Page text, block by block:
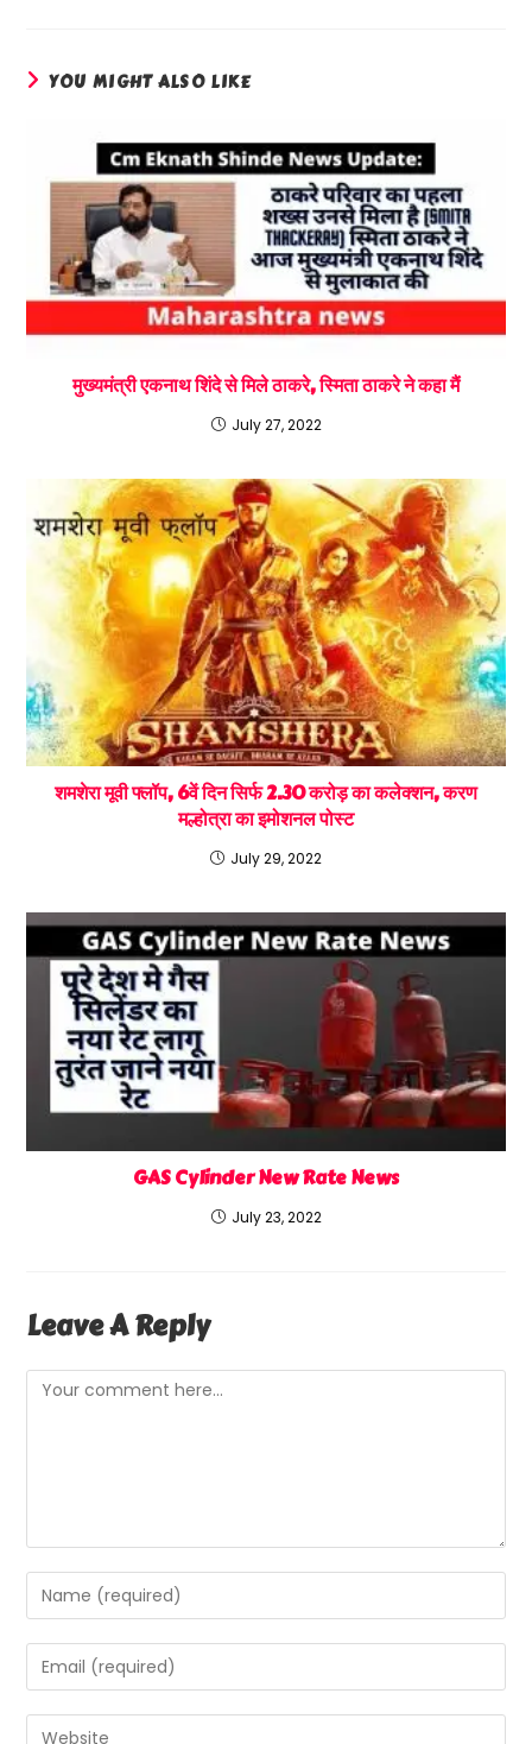
YOU MIGHT ALSO LIKE
मुख्यमंत्री एकनाथ शिंदे से मिले ठाकरे, स्मिता ठाकरे ने कहा मैं
July 27, 2022
शमशेरा मूवी फ्लॉप, 6वें दिन सिर्फ 2.30 करोड़ का कलेक्शन, करण
मल्होत्रा ​​का इमोशनल पोस्ट
July 29, 2022
GAS Cylinder New Rate News
July 23, 2022
Leave A Reply
Comment
Enter
Your
Name
Or
To
Enter
Your
Email
Enter